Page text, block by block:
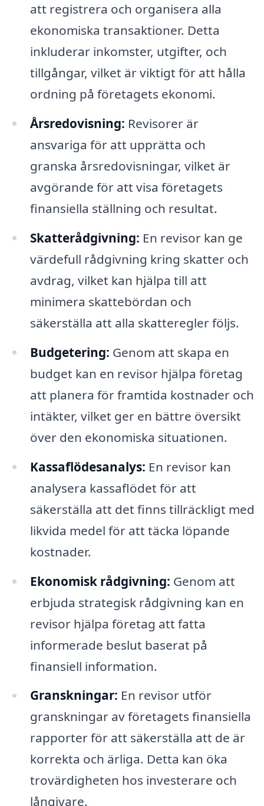
att registrera och organisera alla
ekonomiska transaktioner. Detta
inkluderar inkomster, utgifter, och
tillgångar, vilket är viktigt för att hålla
ordning på företagets ekonomi.
Årsredovisning: Revisorer är
ansvariga för att upprätta och
granska årsredovisningar, vilket är
avgörande för att visa företagets
finansiella ställning och resultat.
Skatterådgivning: En revisor kan ge
värdefull rådgivning kring skatter och
avdrag, vilket kan hjälpa till att
minimera skattebördan och
säkerställa att alla skatteregler följs.
Budgetering: Genom att skapa en
budget kan en revisor hjälpa företag
att planera för framtida kostnader och
intäkter, vilket ger en bättre översikt
över den ekonomiska situationen.
Kassaflödesanalys: En revisor kan
analysera kassaflödet för att
säkerställa att det finns tillräckligt med
likvida medel för att täcka löpande
kostnader.
Ekonomisk rådgivning: Genom att
erbjuda strategisk rådgivning kan en
revisor hjälpa företag att fatta
informerade beslut baserat på
finansiell information.
Granskningar: En revisor utför
granskningar av företagets finansiella
rapporter för att säkerställa att de är
korrekta och ärliga. Detta kan öka
trovärdigheten hos investerare och
långivare.